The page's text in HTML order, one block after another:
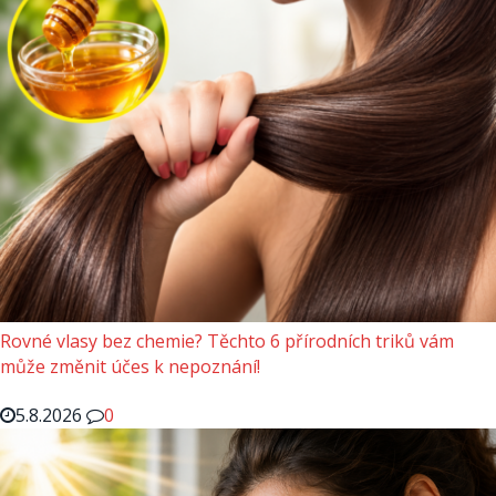
Rovné vlasy bez chemie? Těchto 6 přírodních triků vám
může změnit účes k nepoznání!
5.8.2026
0